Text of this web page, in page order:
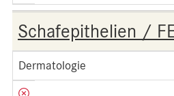
Schafepithelien /
Dermatologie